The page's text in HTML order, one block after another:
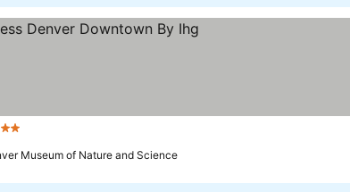
Museum of Nature and Science